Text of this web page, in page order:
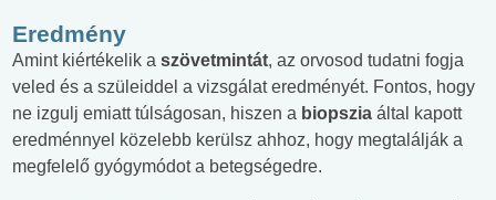
Eredmény
Amint kiértékelik a szövetmintát, az orvosod tudatni fogja
veled és a szüleiddel a vizsgálat eredményét. Fontos, hogy
ne izgulj emiatt túlságosan, hiszen a biopszia által kapott
eredménnyel közelebb kerülsz ahhoz, hogy megtalálják a
megfelelő gyógymódot a betegségedre.